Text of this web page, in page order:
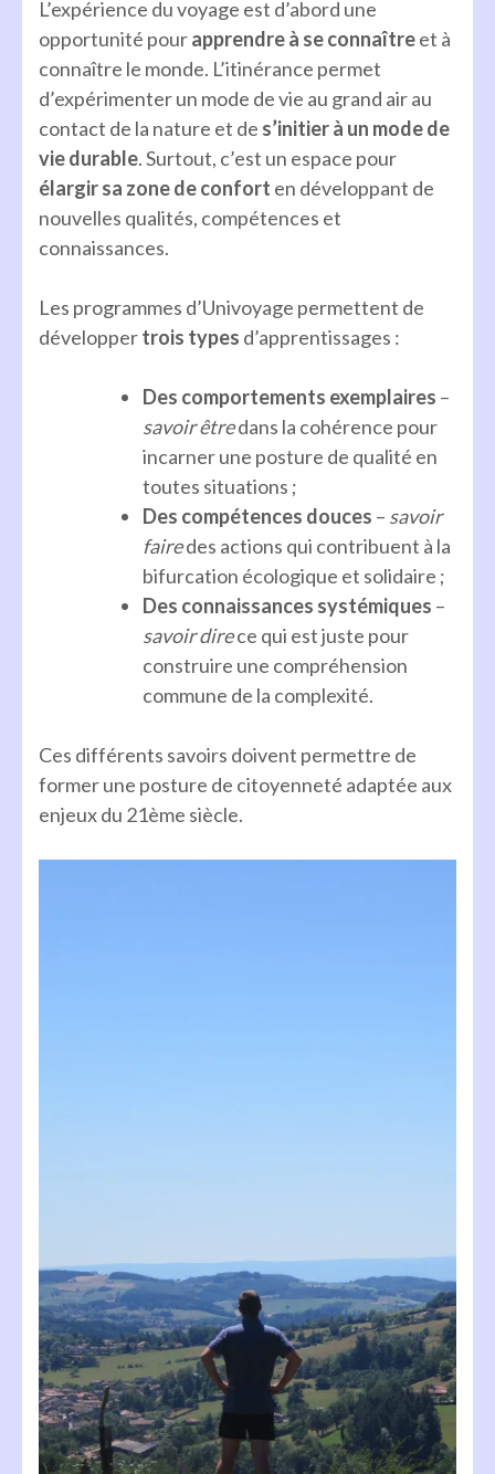
L’expérience du voyage est d’abord une
opportunité pourapprendre à se connaîtreet à
connaître le monde. L’itinérance permet
d’expérimenter un mode de vie au grand air au
contact de la nature et de s’initier à un mode de
vie durable. Surtout, c’est un espace pour
élargir sa zone de confort en développant de
nouvelles qualités, compétences et
connaissances.
Les programmes d’Univoyage permettent de
développertrois types d’apprentissages :
Des comportements exemplaires –
savoir êtredans la cohérence pour
incarner une posture de qualité en
toutes situations ;
Des compétences douces – savoir
fairedes actions qui contribuent à la
bifurcation écologique et solidaire ;
Des connaissances systémiques –
savoir direce qui est juste pour
construire une compréhension
commune de la complexité.
Ces différents savoirs doivent permettre de
former une posture de citoyenneté adaptée aux
enjeux du 21ème siècle.